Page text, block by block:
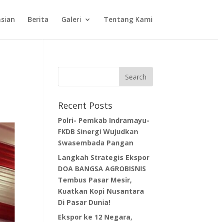
Berita Galeri Tentang Kami
Recent Posts
Polri- Pemkab Indramayu-
FKDB Sinergi Wujudkan
Swasembada Pangan
Langkah Strategis Ekspor
DOA BANGSA AGROBISNIS
Tembus Pasar Mesir,
Kuatkan Kopi Nusantara
Di Pasar Dunia!
Ekspor ke 12 Negara,